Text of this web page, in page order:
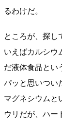
るわけだ。
ところが、探し
いえばカルシウ
だ液体食品とい
パッと思いつい
マグネシウムと
ウリだが、ハー